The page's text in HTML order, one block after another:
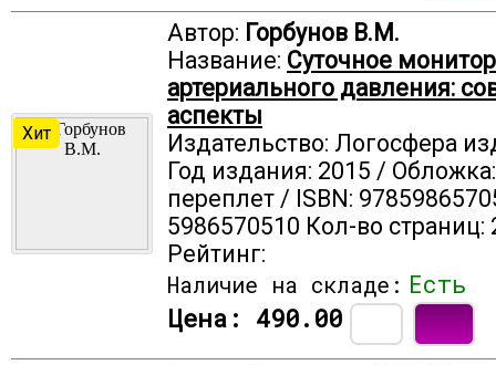
Хит
Автор: Горбунов В.М.
Название: Суточное
артериального давления:
аспекты
Издательство: Логосфера
Год издания: 2015 /
переплет / ISBN:
5986570510 Кол-во страниц:
Рейтинг:
Наличие на складе: Есть
Цена: 490.00